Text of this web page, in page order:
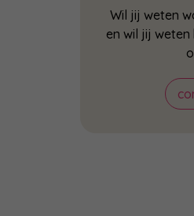
Wil jij weten
en wil jij